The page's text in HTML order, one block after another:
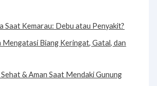
Saat Kemarau: Debu atau Penyakit?
Mengatasi Biang Keringat, Gatal, dan
& Aman Saat Mendaki Gunung